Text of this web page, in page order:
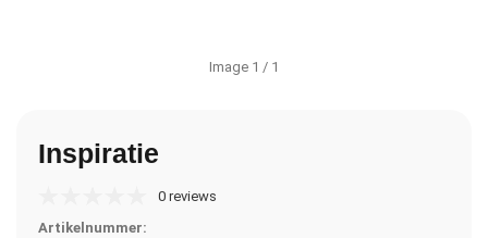
Image 1 / 1
Inspiratie
0 reviews
Artikelnummer: